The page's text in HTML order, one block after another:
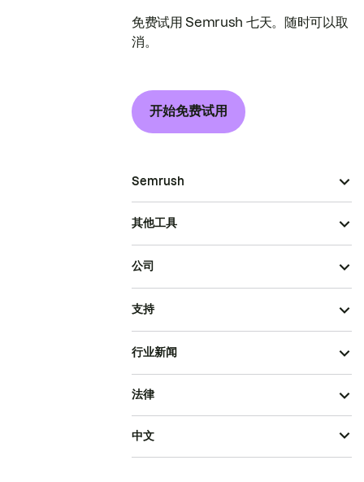
免费试用 Semrush 七天。随时可以取
消。
开始免费试用
Semrush
其他工具
公司
支持
行业新闻
法律
中文